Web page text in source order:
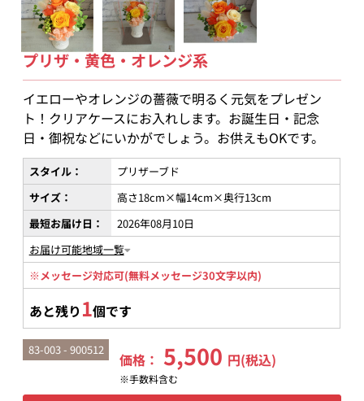
プリザ・黄色・オレンジ系
イエローやオレンジの薔薇で明るく元気をプレゼン
ト！クリアケースにお入れします。お誕生日・記念
日・御祝などにいかがでしょう。お供えもOKです。
スタイル：
プリザーブド
サイズ：
高さ18cm×幅14cm×奥行13cm
最短お届け日：
2026年08月10日
お届け可能地域一覧
※メッセージ対応可(無料メッセージ30文字以内)
あと残り 1個です
83-003 - 900512
価格： 5,500 円(税込)
※手数料含む